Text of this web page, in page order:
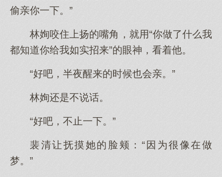
偷亲你一下。”
林姰咬住上扬的嘴角，就用“你做了什么我
都知道你给我如实招来”的眼神，看着他。
“好吧，半夜醒来的时候也会亲。”
林姰还是不说话。
“好吧，不止一下。”
裴清让抚摸她的脸颊：“因为很像在做
梦。”